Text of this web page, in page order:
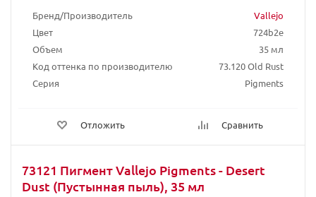
Бренд/Производитель
Vallejo
Цвет
724b2e
Объем
35 мл
Код оттенка по производителю
73.120 Old Rust
Серия
Pigments
Отложить Сравнить
73121 Пигмент Vallejo Pigments - Desert
Dust (Пустынная пыль), 35 мл